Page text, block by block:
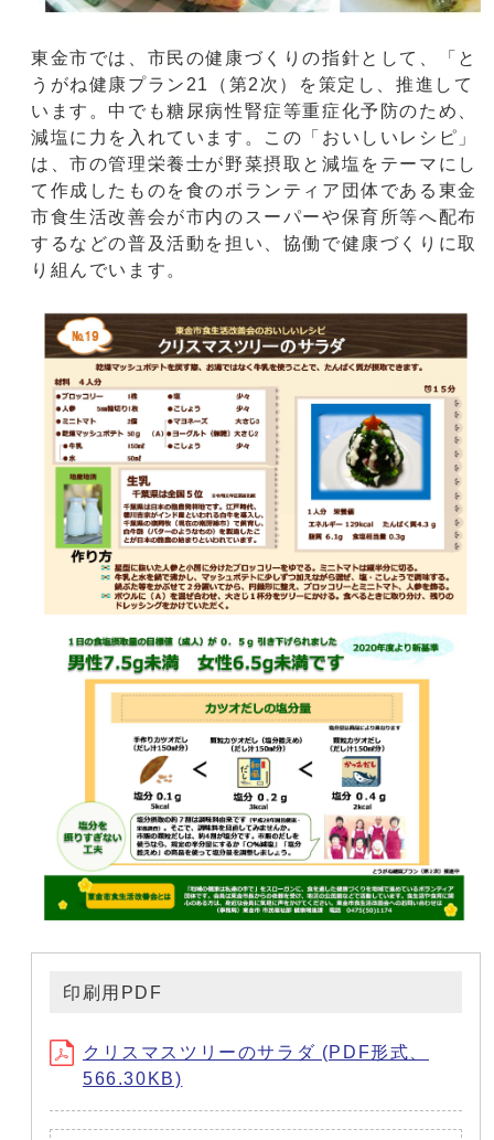
東金市では、市民の健康づくりの指針として、「と
うがね健康プラン21（第2次）を策定し、推進して
います。中でも糖尿病性腎症等重症化予防のため、
減塩に力を入れています。この「おいしいレシピ」
は、市の管理栄養士が野菜摂取と減塩をテーマにし
て作成したものを食のボランティア団体である東金
市食生活改善会が市内のスーパーや保育所等へ配布
するなどの普及活動を担い、協働で健康づくりに取
り組んでいます。
印刷用PDF
クリスマスツリーのサラダ (PDF形式、
566.30KB)